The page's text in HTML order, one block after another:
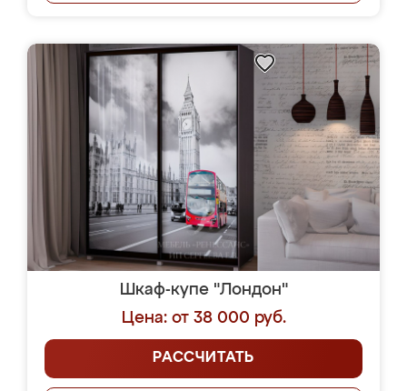
Шкаф-купе "Лондон"
Цена: от 38 000 руб.
РАССЧИТАТЬ